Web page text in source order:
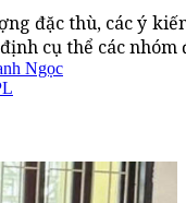
đặc thù, các ý
cụ thể các
Ngọc